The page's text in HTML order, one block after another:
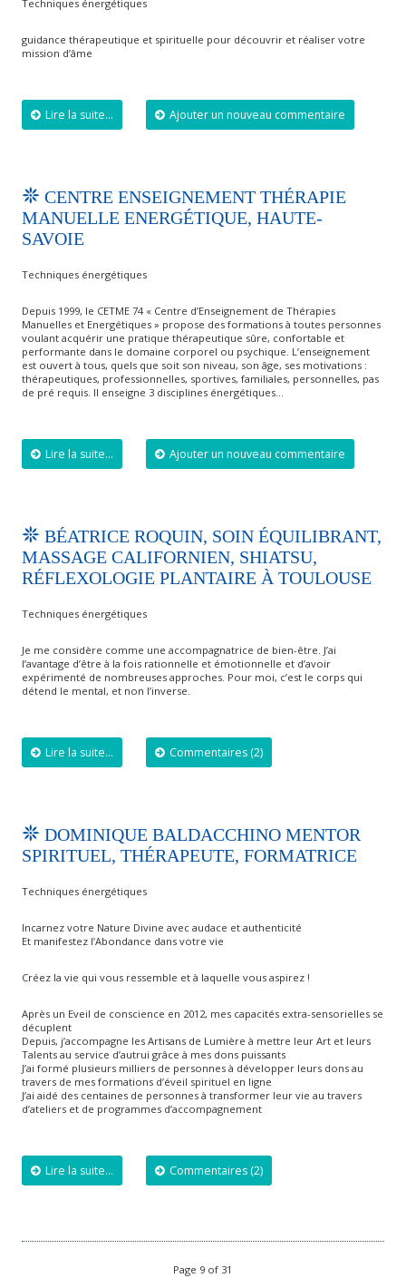
Techniques énergétiques
guidance thérapeutique et spirituelle pour découvrir et réaliser votre
mission d’âme
Lire la suite... Ajouter un nouveau commentaire
CENTRE ENSEIGNEMENT THÉRAPIE
MANUELLE ENERGÉTIQUE, HAUTE-
SAVOIE
Techniques énergétiques
Depuis 1999, le CETME 74 « Centre d’Enseignement de Thérapies
Manuelles et Energétiques » propose des formations à toutes personnes
voulant acquérir une pratique thérapeutique sûre, confortable et
performante dans le domaine corporel ou psychique. L’enseignement
est ouvert à tous, quels que soit son niveau, son âge, ses motivations :
thérapeutiques, professionnelles, sportives, familiales, personnelles, pas
de pré requis. Il enseigne 3 disciplines énergétiques…
Lire la suite... Ajouter un nouveau commentaire
BÉATRICE ROQUIN, SOIN ÉQUILIBRANT,
MASSAGE CALIFORNIEN, SHIATSU,
RÉFLEXOLOGIE PLANTAIRE À TOULOUSE
Techniques énergétiques
Je me considère comme une accompagnatrice de bien-être. J’ai
l’avantage d’être à la fois rationnelle et émotionnelle et d’avoir
expérimenté de nombreuses approches. Pour moi, c’est le corps qui
détend le mental, et non l’inverse.
Lire la suite... Commentaires (2)
DOMINIQUE BALDACCHINO MENTOR
SPIRITUEL, THÉRAPEUTE, FORMATRICE
Techniques énergétiques
Incarnez votre Nature Divine avec audace et authenticité
Et manifestez l’Abondance dans votre vie
Créez la vie qui vous ressemble et à laquelle vous aspirez !
Après un Eveil de conscience en 2012, mes capacités extra-sensorielles se
décuplent
Depuis, j’accompagne les Artisans de Lumière à mettre leur Art et leurs
Talents au service d’autrui grâce à mes dons puissants
J’ai formé plusieurs milliers de personnes à développer leurs dons au
travers de mes formations d’éveil spirituel en ligne
J’ai aidé des centaines de personnes à transformer leur vie au travers
d’ateliers et de programmes d’accompagnement
Lire la suite... Commentaires (2)
Page 9 of 31